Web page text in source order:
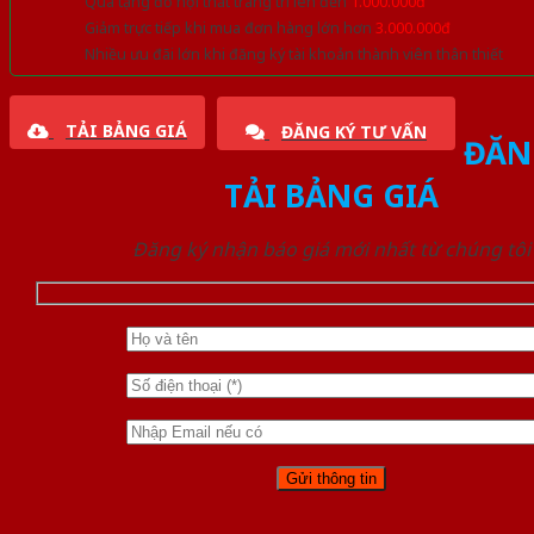
Giảm trực tiếp khi mua đơn hàng lớn hơn 3.000.000đ
Nhiều ưu đãi lớn khi đăng ký tài khoản thành viên thân thiết
TẢI BẢNG GIÁ ĐĂNG KÝ TƯ VẤN
TẢI BẢNG GIÁ
Đăng ký nhận báo giá mới nhất từ chúng tôi